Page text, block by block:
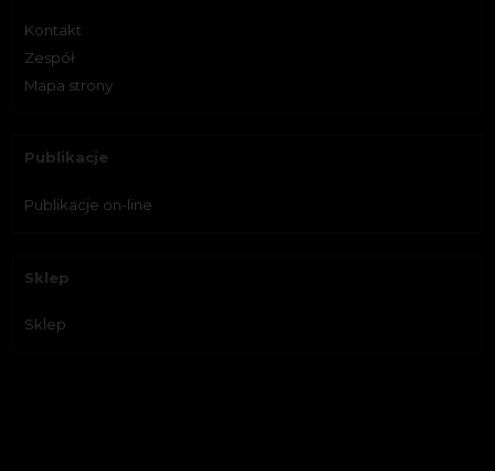
Kontakt
Zespół
Mapa strony
Publikacje
Publikacje on-line
Sklep
Sklep